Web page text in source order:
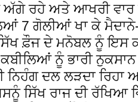
ਅੱਗੇ ਰਹੇ ਅਤੇ ਆਖਰੀ
7 ਗੋਲੀਆਂ ਖਾ ਕੇ
ਫ਼ੌਜ ਦੇ ਮਨੋਬਲ ਨੂੰ ਇਸ
ਨੂੰ ਭਾਰੀ
ਨਿਹੰਗ ਦਲ ਲੜਦਾ
ਸਿੱਖ ਰਾਜ ਦੀ ਰੱਖਿਆ